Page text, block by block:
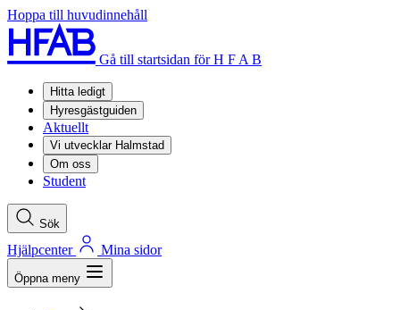
Hoppa till huvudinnehåll
Gå till startsidan för H F A B
Hitta ledigt
Hyresgästguiden
Aktuellt
Vi utvecklar Halmstad
Om oss
Student
Sök
Hjälpcenter Mina sidor
Öppna meny